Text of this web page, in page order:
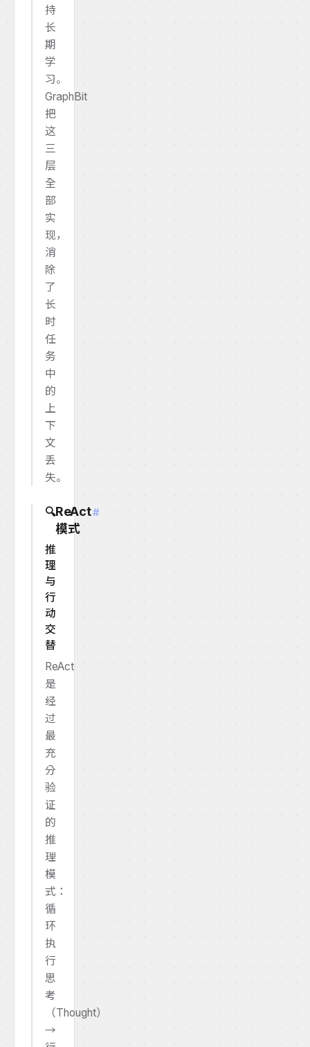
持
长
期
学
习。
GraphBit
把
这
三
层
全
部
实
现，
消
除
了
长
时
任
务
中
的
上
下
文
丢
失。
🔍ReAct
模式
#
推
理
与
行
动
交
替
ReAct
是
经
过
最
充
分
验
证
的
推
理
模
式：
循
环
执
行
思
考
（Thought）
→